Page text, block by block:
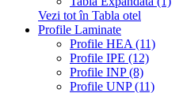
Vezi tot în Tabla otel
Profile Laminate
Profile HEA (11)
Profile IPE (12)
Profile INP (8)
Profile UNP (11)